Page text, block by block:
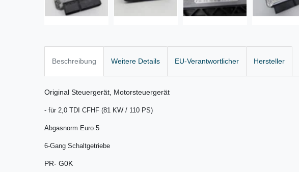
Beschreibung Weitere Details EU-Verantwortlicher Hersteller
Original Steuergerät, Motorsteuergerät
- für 2,0 TDI CFHF (81 KW / 110 PS)
Abgasnorm Euro 5
6-Gang Schaltgetriebe
PR- G0K